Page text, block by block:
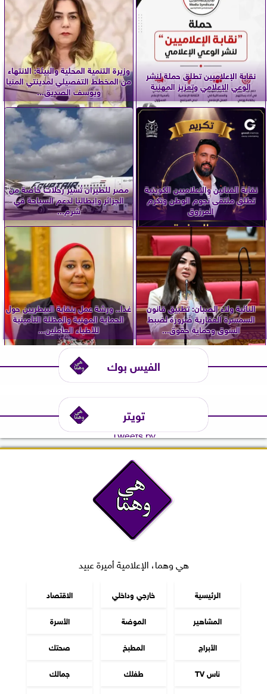
نقابة الإعلاميين تطلق حملة لنشر
الوعي الإعلامي وتعزيز المهنية
وزيرة التنمية المحلية والبيئة: الانتهاء
من المخطط التفصيلي لمدينتي المنيا
ويوسف الصديق...
نقابة الفنانين والإعلاميين الكويتية
تطلق ملتقى نجوم الوطن وتكرم
المرزوق
مصر للطيران تُسير رحلات خاصة من
الجزائر وإيطاليا لدعم السياحة في
شرم...
النائبة ولاء الصبان: تطبيق قانون
السمسرة العقارية ضرورة لضبط
السوق وحماية حقوق...
غدا.. ورشة عمل بنقابة البيطريين حول
الحماية المهنية والمظلة التأمينية
للأطباء العاملين...
الفيس بوك
تويتر
Tweets by
هي وهما، الإعلامية أميرة عبيد
الرئيسية خارجي وداخلي
الاقتصاد
المشاهير
الموضة
الأسرة
الأبراج
المطبخ
صحتك
ناس TV
طفلك
جمالك